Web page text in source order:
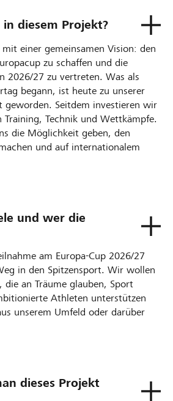
diesem Projekt?
einer gemeinsamen Vision: den
zu schaffen und die
2026/27 zu vertreten. Was als
begann, ist heute zu unserer
geworden. Seitdem investieren wir
Training, Technik und Wettkämpfe.
die Möglichkeit geben, den
und auf internationalem
und wer die
am Europa-Cup 2026/27
in den Spitzensport. Wir wollen
die an Träume glauben, Sport
Athleten unterstützen
unserem Umfeld oder darüber
dieses Projekt